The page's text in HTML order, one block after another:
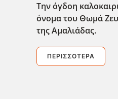
Την όγδοη
όνομα του Θωμά
της Αμαλιάδας.
ΠΕΡΙΣΣΌΤΕΡΑ